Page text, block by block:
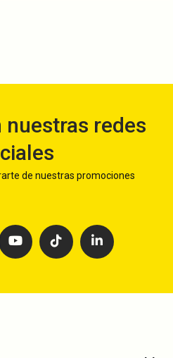
nuestras redes
de nuestras promociones